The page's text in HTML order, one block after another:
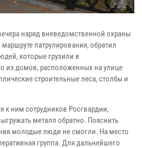
наряд вневедомственной охраны
патрулирования, обратил
которые грузили в
из домов, расположенных на улице
строительные леса, столбы и
ним сотрудников Росгвардии,
металл обратно. Пояснить
молодые люди не смогли. На место
группа. Для дальнейшего